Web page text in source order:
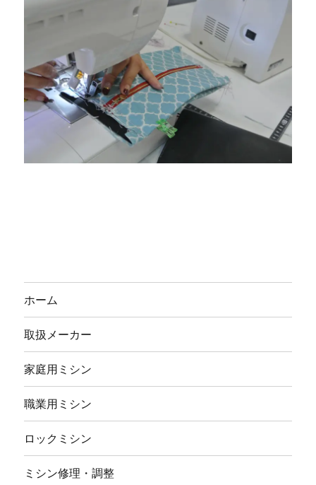
ホーム
取扱メーカー
家庭用ミシン
職業用ミシン
ロックミシン
ミシン修理・調整